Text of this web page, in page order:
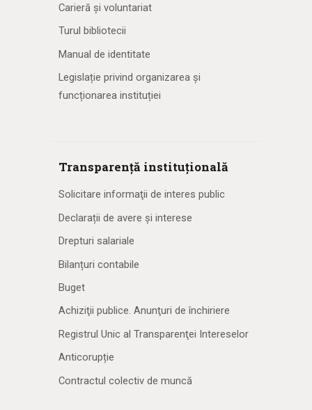
Carieră și voluntariat
Turul bibliotecii
Manual de identitate
Legislație privind organizarea și
funcționarea instituției
Transparență instituțională
Solicitare informaţii de interes public
Declarații de avere și interese
Drepturi salariale
Bilanțuri contabile
Buget
Achiziţii publice. Anunţuri de închiriere
Registrul Unic al Transparenţei Intereselor
Anticorupție
Contractul colectiv de muncă